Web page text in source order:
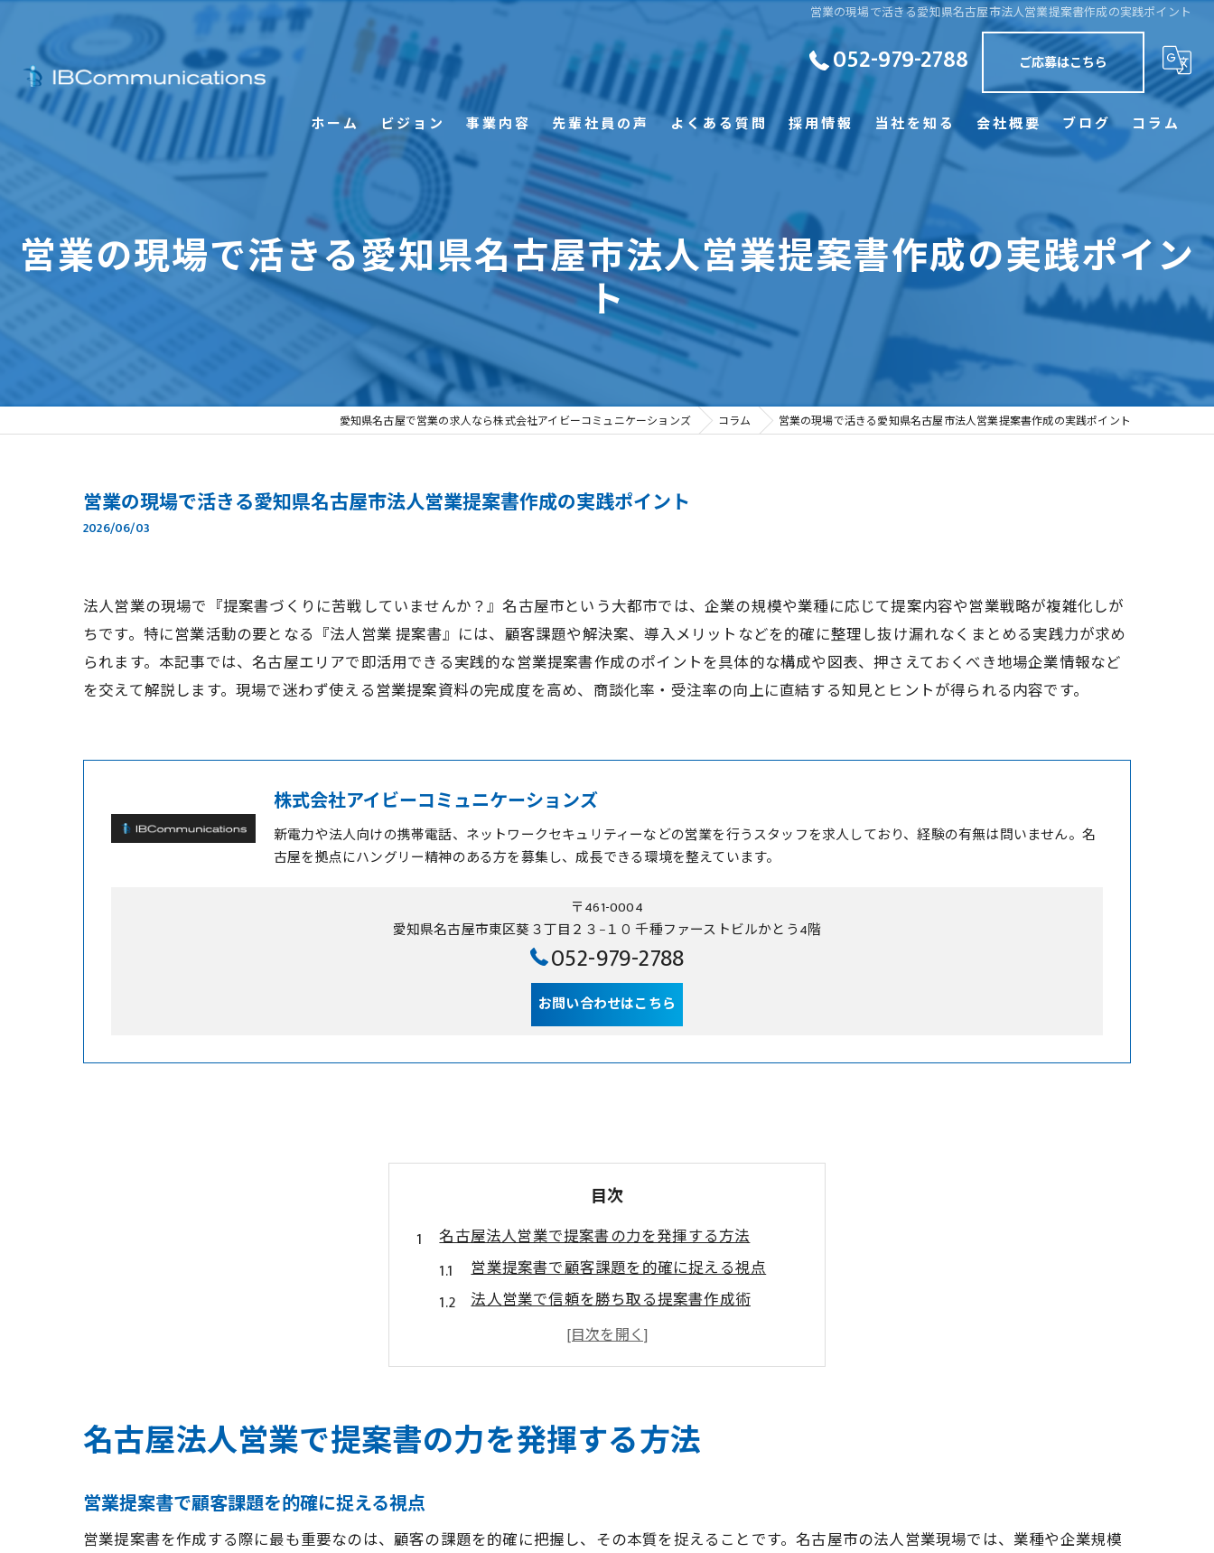
営業の現場で活きる愛知県名古屋市法人営業提案書作成の実践ポイント
052-979-2788 ご応募はこちら
ホーム ビジョン 事業内容 先輩社員の声 よくある質問 採用情報 当社を知る
正社員
訪問
未経験
会社概要 ブログ コラム
営業の現場で活きる愛知県名古屋市法人営業提案書作成の実践ポイン
ト
愛知県名古屋で営業の求人なら株式会社アイビーコミュニケーションズ コラム 営業の現場で活きる愛知県名古屋市法人営業提案書作成の実践ポイント
営業の現場で活きる愛知県名古屋市法人営業提案書作成の実践ポイント
2026/06/03
法人営業の現場で『提案書づくりに苦戦していませんか？』名古屋市という大都市では、企業の規模や業種に応じて提案内容や営業戦略が複雑化しが
ちです。特に営業活動の要となる『法人営業 提案書』には、顧客課題や解決案、導入メリットなどを的確に整理し抜け漏れなくまとめる実践力が求め
られます。本記事では、名古屋エリアで即活用できる実践的な営業提案書作成のポイントを具体的な構成や図表、押さえておくべき地場企業情報など
を交えて解説します。現場で迷わず使える営業提案資料の完成度を高め、商談化率・受注率の向上に直結する知見とヒントが得られる内容です。
株式会社アイビーコミュニケーションズ
新電力や法人向けの携帯電話、ネットワークセキュリティーなどの営業を行うスタッフを求人しており、経験の有無は問いません。名
古屋を拠点にハングリー精神のある方を募集し、成長できる環境を整えています。
〒461-0004
愛知県名古屋市東区葵３丁目２３−１０ 千種ファーストビルかとう4階
052-979-2788
お問い合わせはこちら
目次
名古屋法人営業で提案書の力を発揮する方法
営業提案書で顧客課題を的確に捉える視点
法人営業で信頼を勝ち取る提案書作成術
名古屋の営業現場で実践する提案書の工夫
営業成果を上げる提案書の基本構成と順序
提案書作成が営業成果に直結する理由とは
営業提案書が商談率向上に直結する要因
名古屋法人営業で提案書の力を発揮する方法
営業提案書で顧客課題を的確に捉える視点
営業提案書を作成する際に最も重要なのは、顧客の課題を的確に把握し、その本質を捉えることです。名古屋市の法人営業現場では、業種や企業規模